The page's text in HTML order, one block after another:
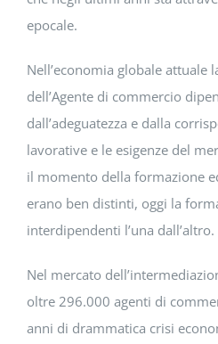
epocale.
Nell’economia globale attuale
dell’Agente di commercio
dall’adeguatezza e dalla
lavorative e le esigenze del
il momento della formazione
erano ben distinti, oggi la
interdipendenti l’una dall’altro.
Nel mercato
oltre 296.000 agenti di
anni di drammatica crisi